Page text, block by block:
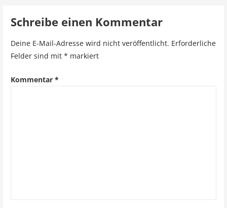
a
Schreibe einen Kommentar
Deine E-Mail-Adresse wird nicht veröffentlicht. Erforderliche
Felder sind mit * markiert
Kommentar *